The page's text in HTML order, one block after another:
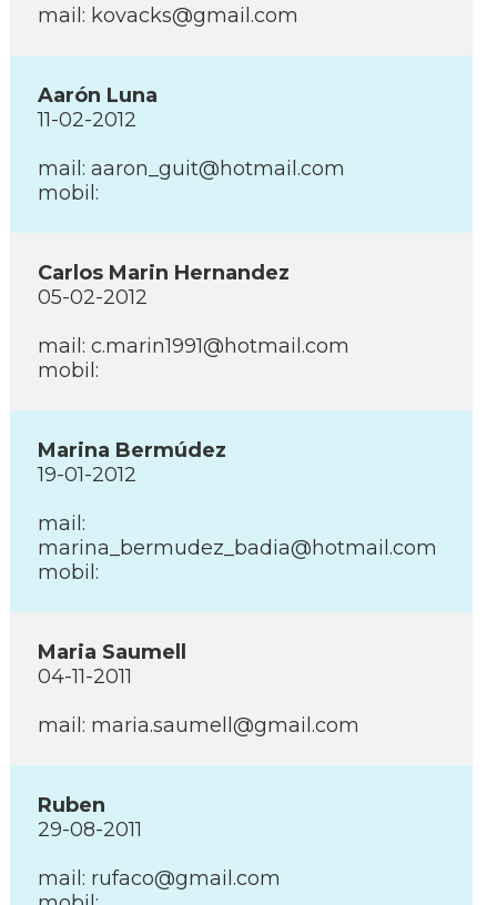
mail: kovacks@gmail.com
Aarón Luna
11-02-2012
mail: aaron_guit@hotmail.com
mobil:
Carlos Marin Hernandez
05-02-2012
mail: c.marin1991@hotmail.com
mobil:
Marina Bermúdez
19-01-2012
mail:
marina_bermudez_badia@hotmail.com
mobil:
Maria Saumell
04-11-2011
mail: maria.saumell@gmail.com
Ruben
29-08-2011
mail: rufaco@gmail.com